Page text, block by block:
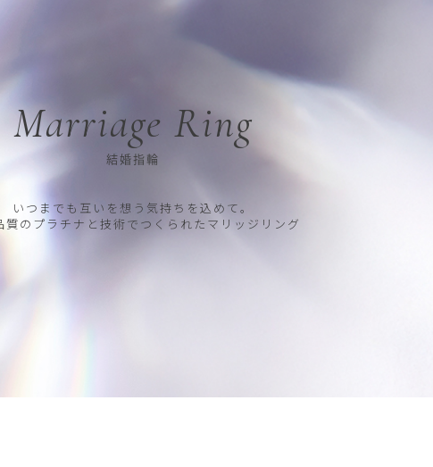
Marriage Ring
結婚指輪
いつまでも互いを想う気持ちを込めて。
質のプラチナと技術でつくられたマリッジリング